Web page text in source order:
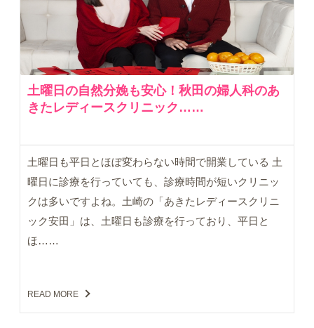
土曜日の自然分娩も安心！秋田の婦人科のあ
きたレディースクリニック……
土曜日も平日とほぼ変わらない時間で開業している 土
曜日に診療を行っていても、診療時間が短いクリニッ
クは多いですよね。土崎の「あきたレディースクリニ
ック安田」は、土曜日も診療を行っており、平日と
ほ……
READ MORE